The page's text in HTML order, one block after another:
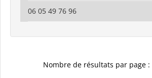
06 05 49 76 96
Nombre de résultats par page :